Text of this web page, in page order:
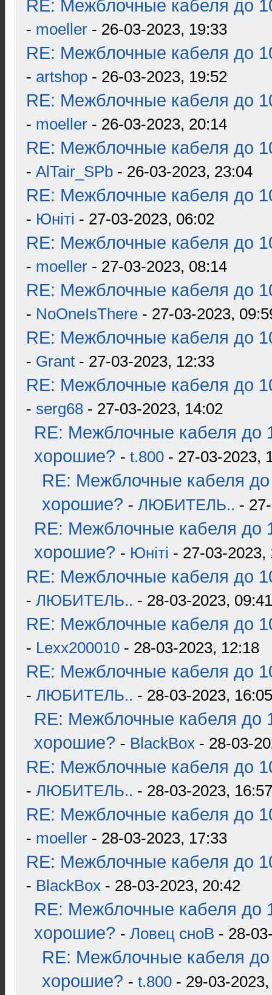
RE: Межблочные кабеля до
- moeller - 26-03-2023, 19:33
RE: Межблочные кабеля до
- artshop - 26-03-2023, 19:52
RE: Межблочные кабеля до
- moeller - 26-03-2023, 20:14
RE: Межблочные кабеля до
- AlTair_SPb - 26-03-2023, 23:04
RE: Межблочные кабеля до
- Юнiтi - 27-03-2023, 06:02
RE: Межблочные кабеля до
- moeller - 27-03-2023, 08:14
RE: Межблочные кабеля до
- NoOneIsThere - 27-03-2023,
RE: Межблочные кабеля до
- Grant - 27-03-2023, 12:33
RE: Межблочные кабеля до
- serg68 - 27-03-2023, 14:02
RE: Межблочные кабеля до
хорошие? - t.800 - 27-03-2023,
RE: Межблочные кабеля до
хорошие? - ЛЮБИТЕЛЬ.. -
RE: Межблочные кабеля до
хорошие? - Юнiтi - 27-03-2023,
RE: Межблочные кабеля до
- ЛЮБИТЕЛЬ.. - 28-03-2023, 09:41
RE: Межблочные кабеля до
- Lexx200010 - 28-03-2023, 12:18
RE: Межблочные кабеля до
- ЛЮБИТЕЛЬ.. - 28-03-2023, 16:05
RE: Межблочные кабеля до
хорошие? - BlackBox - 28-03-
RE: Межблочные кабеля до
- ЛЮБИТЕЛЬ.. - 28-03-2023, 16:57
RE: Межблочные кабеля до
- moeller - 28-03-2023, 17:33
RE: Межблочные кабеля до
- BlackBox - 28-03-2023, 20:42
RE: Межблочные кабеля до
хорошие? - Ловец сноВ - 28-
RE: Межблочные кабеля до
хорошие? - t.800 - 29-03-